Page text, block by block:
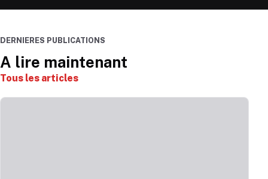
DERNIERES PUBLICATIONS
A lire maintenant
Tous les articles